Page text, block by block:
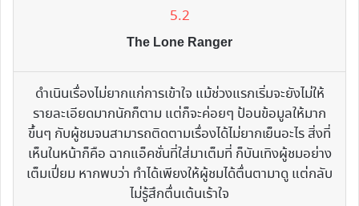
5.2
The Lone Ranger
ดำเนินเรื่องไม่ยากแก่การเข้าใจ แม้ช่วงแรกเริ่มจะยังไม่ให้
รายละเอียดมากนักก็ตาม แต่ก็จะค่อยๆ ป้อนข้อมูลให้มาก
ขึ้นๆ กับผู้ชมจนสามารถติดตามเรื่องได้ไม่ยากเย็นอะไร สิ่งที่
เห็นในหน้าก็คือ ฉากแอ็คชั่นที่ใส่มาเต็มที่ ก็บันเทิงผู้ชมอย่าง
เต็มเปี่ยม หากพบว่า ทำได้เพียงให้ผู้ชมได้ตื่นตามาดู แต่กลับ
ไม่รู้สึกตื่นเต้นเร้าใจ